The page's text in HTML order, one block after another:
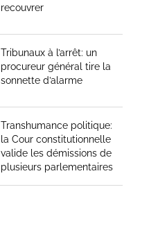
recouvrer
Tribunaux à l’arrêt: un
procureur général tire la
sonnette d’alarme
Transhumance politique:
la Cour constitutionnelle
valide les démissions de
plusieurs parlementaires